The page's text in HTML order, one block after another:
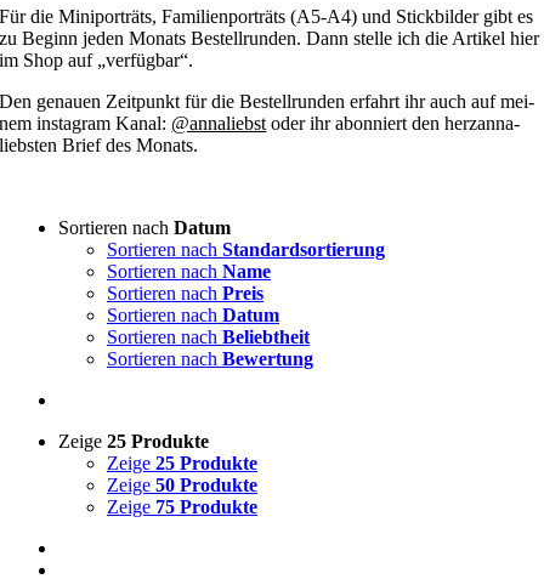
Für die Mini­por­träts, Fami­li­en­por­träts (A5-A4) und Stick­bil­der gibt es
zu Beginn jeden Monats Bestell­run­den. Dann stel­le ich die Arti­kel hier
im Shop auf „ver­füg­bar“.
Den genau­en Zeit­punkt für die Bestell­run­den erfahrt ihr auch auf mei­
nem insta­gram Kanal: @annaliebst oder ihr abon­niert den her­zan­na­
liebs­ten Brief des Monats.
Sortieren nach Datum
Sortieren nach Standardsortierung
Sortieren nach Name
Sortieren nach Preis
Sortieren nach Datum
Sortieren nach Beliebtheit
Sortieren nach Bewertung
Zeige 25 Produkte
Zeige 25 Produkte
Zeige 50 Produkte
Zeige 75 Produkte